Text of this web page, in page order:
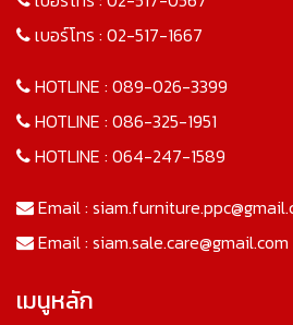
เบอร์โทร : 02-517-1667
HOTLINE : 089-026-3399
HOTLINE : 086-325-1951
HOTLINE : 064-247-1589
Email :
Email : siam.sale.care@gmail.com
เมนูหลัก